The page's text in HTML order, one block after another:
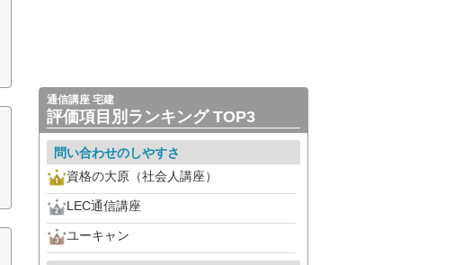
通信講座 宅建
評価項目別ランキング TOP3
問い合わせのしやすさ
資格の大原（社会人講座）
LEC通信講座
ユーキャン